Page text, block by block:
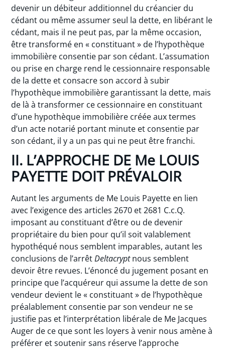
devenir un débiteur additionnel du créancier du
cédant ou même assumer seul la dette, en libérant le
cédant, mais il ne peut pas, par la même occasion,
être transformé en « constituant » de l’hypothèque
immobilière consentie par son cédant. L’assumation
ou prise en charge rend le cessionnaire responsable
de la dette et consacre son accord à subir
l’hypothèque immobilière garantissant la dette, mais
de là à transformer ce cessionnaire en constituant
d’une hypothèque immobilière créée aux termes
d’un acte notarié portant minute et consentie par
son cédant, il y a un pas qui ne peut être franchi.
II. L’APPROCHE DE Me LOUIS
PAYETTE DOIT PRÉVALOIR
Autant les arguments de Me Louis Payette en lien
avec l’exigence des articles 2670 et 2681 C.c.Q.
imposant au constituant d’être ou de devenir
propriétaire du bien pour qu’il soit valablement
hypothéqué nous semblent imparables, autant les
conclusions de l’arrêtDeltacryptnous semblent
devoir être revues. L’énoncé du jugement posant en
principe que l’acquéreur qui assume la dette de son
vendeur devient le « constituant » de l’hypothèque
préalablement consentie par son vendeur ne se
justifie pas et l’interprétation libérale de Me Jacques
Auger de ce que sont les loyers à venir nous amène à
préférer et soutenir sans réserve l’approche